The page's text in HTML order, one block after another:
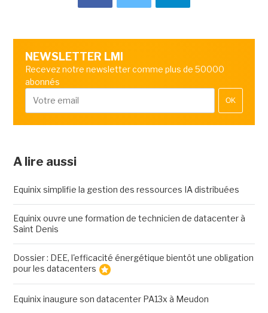
NEWSLETTER LMI
Recevez notre newsletter comme plus de 50000
abonnés
OK
A lire aussi
Equinix simplifie la gestion des ressources IA distribuées
Equinix ouvre une formation de technicien de datacenter à
Saint Denis
Dossier : DEE, l'efficacité énergétique bientôt une obligation
pour les datacenters
Equinix inaugure son datacenter PA13x à Meudon